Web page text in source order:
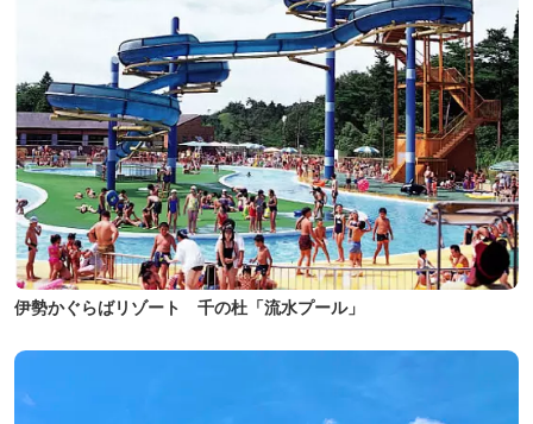
伊勢かぐらばリゾート 千の杜「流水プール」